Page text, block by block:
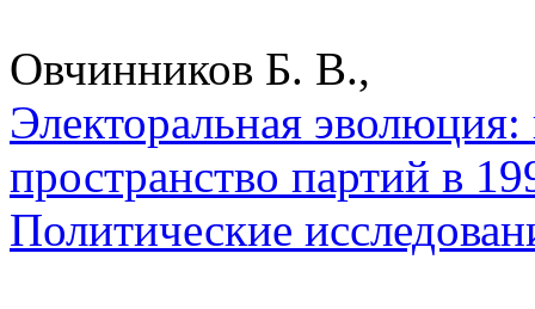
Овчинников Б. В.,
Электоральная
пространство партий в
Политические